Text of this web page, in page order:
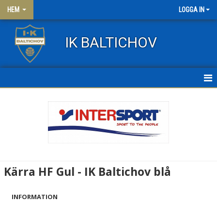
HEM LOGGA IN
IK BALTICHOV
Kärra HF Gul - IK Baltichov blå
INFORMATION